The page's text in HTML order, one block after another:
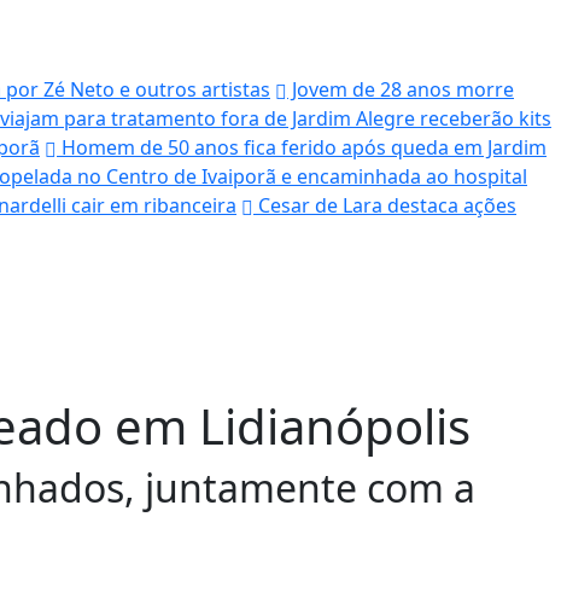
por Zé Neto e outros artistas
Jovem de 28 anos morre
para tratamento fora de Jardim Alegre receberão kits
Homem de 50 anos fica ferido após queda em Jardim
no Centro de Ivaiporã e encaminhada ao hospital
cair em ribanceira
Cesar de Lara destaca ações
em Lidianópolis
juntamente com a